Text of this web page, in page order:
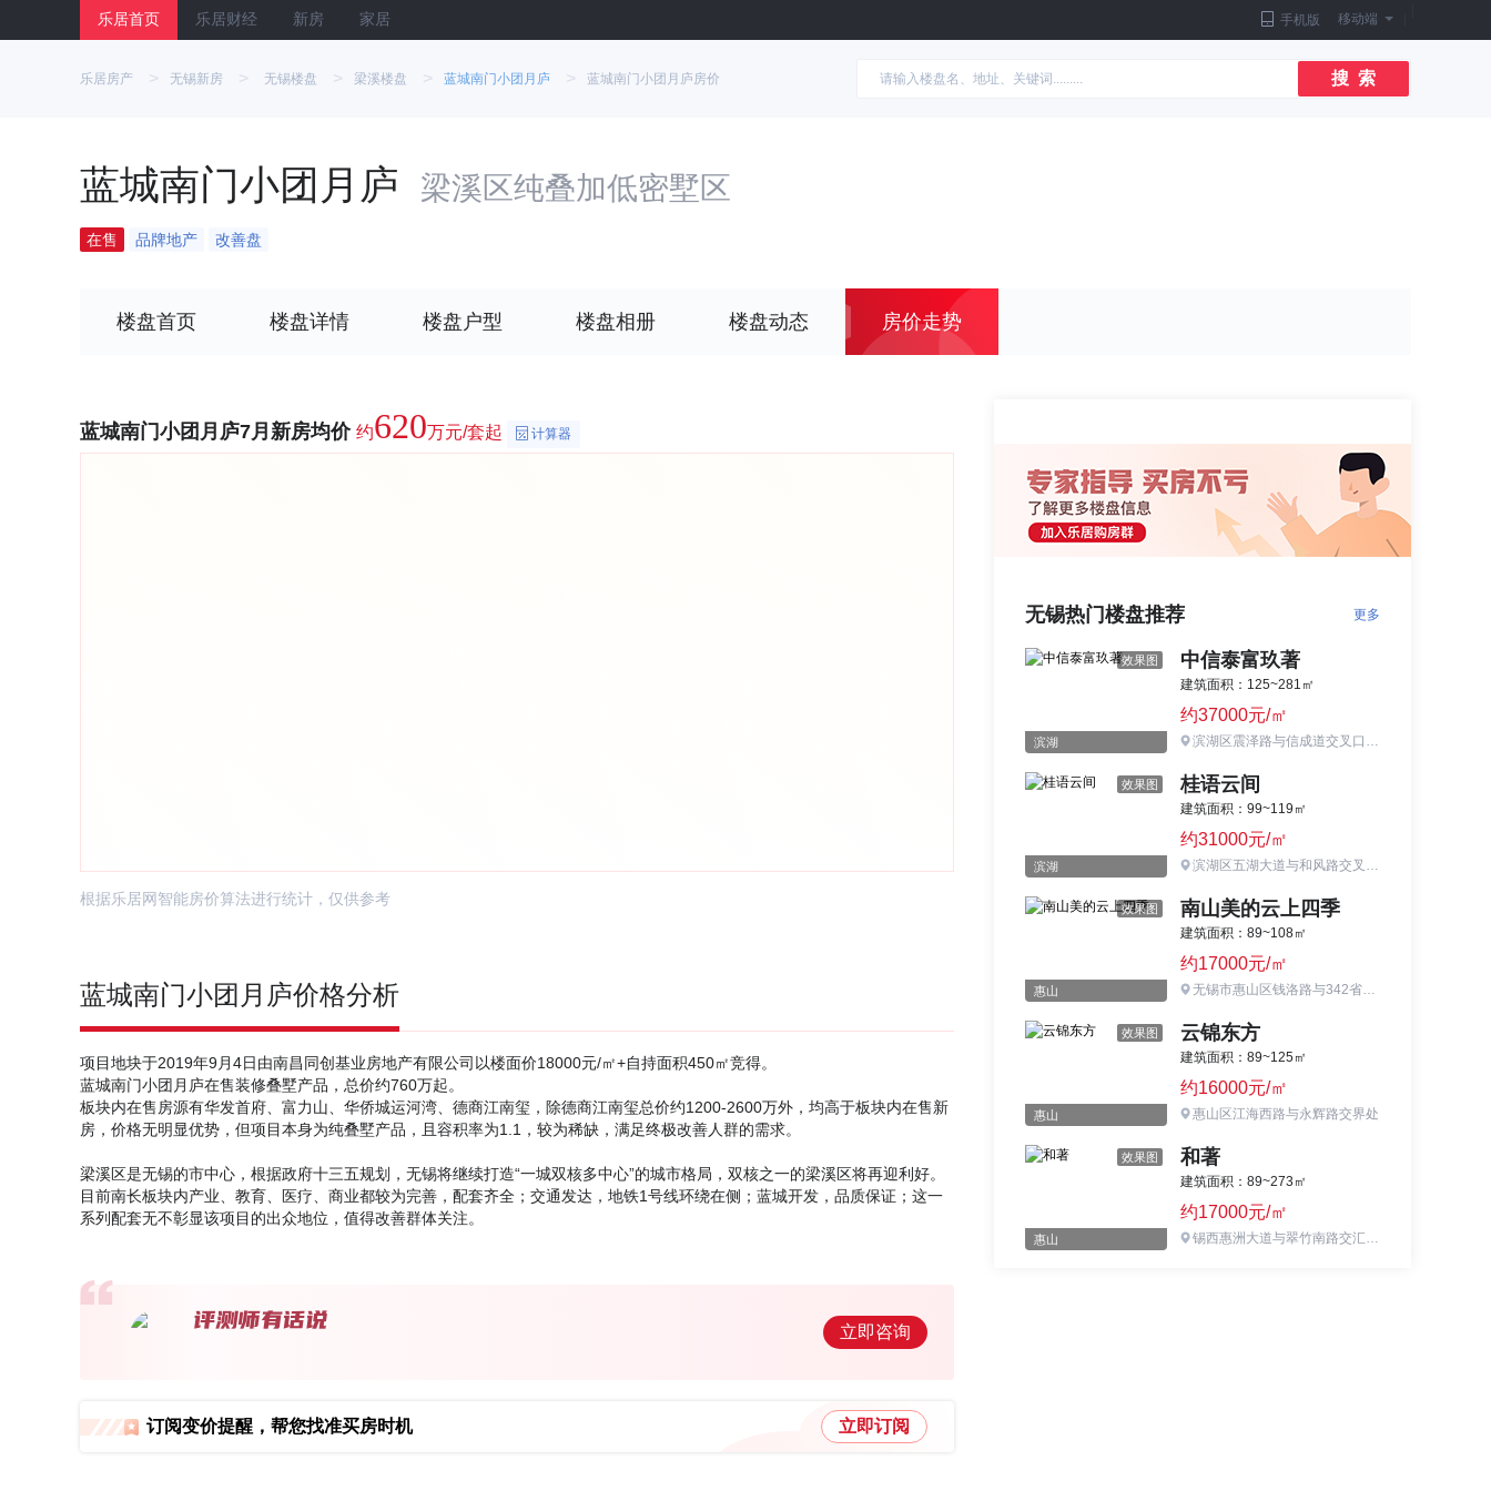
乐居首页 乐居财经 新房 家居 手机版 移动端
乐居房产 > 无锡新房 > 无锡楼盘 > 梁溪楼盘 > 蓝城南门小团月庐 > 蓝城南门小团月庐房价 搜 索
蓝城南门小团月庐 梁溪区纯叠加低密墅区
在售 品牌地产 改善盘
楼盘首页 楼盘详情 楼盘户型 楼盘相册 楼盘动态 房价走势
蓝城南门小团月庐7月新房均价 约620万元/套起 计算器
根据乐居网智能房价算法进行统计，仅供参考
蓝城南门小团月庐价格分析
项目地块于2019年9月4日由南昌同创基业房地产有限公司以楼面价18000元/㎡+自持面积450㎡竞得。
蓝城南门小团月庐在售装修叠墅产品，总价约760万起。
板块内在售房源有华发首府、富力山、华侨城运河湾、德商江南玺，除德商江南玺总价约1200-2600万外，均高于板块内在售新
房，价格无明显优势，但项目本身为纯叠墅产品，且容积率为1.1，较为稀缺，满足终极改善人群的需求。
梁溪区是无锡的市中心，根据政府十三五规划，无锡将继续打造“一城双核多中心”的城市格局，双核之一的梁溪区将再迎利好。
目前南长板块内产业、教育、医疗、商业都较为完善，配套齐全；交通发达，地铁1号线环绕在侧；蓝城开发，品质保证；这一
系列配套无不彰显该项目的出众地位，值得改善群体关注。
立即咨询
订阅变价提醒，帮您找准买房时机 立即订阅
无锡热门楼盘推荐 更多
效果图
滨湖
中信泰富玖著
建筑面积：125~281㎡
约37000元/㎡
滨湖区震泽路与信成道交叉口东北
效果图
滨湖
桂语云间
建筑面积：99~119㎡
约31000元/㎡
滨湖区五湖大道与和风路交叉口西北侧
效果图
惠山
南山美的云上四季
建筑面积：89~108㎡
约17000元/㎡
无锡市惠山区钱洛路与342省道交汇处
效果图
惠山
云锦东方
建筑面积：89~125㎡
约16000元/㎡
惠山区江海西路与永辉路交界处
效果图
惠山
和著
建筑面积：89~273㎡
约17000元/㎡
锡西惠洲大道与翠竹南路交汇处向西200米